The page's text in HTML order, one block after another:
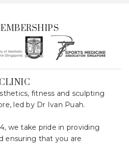
fitness and sculpting
led by Dr Ivan Puah.
we take pride in providing
ensuring that you are